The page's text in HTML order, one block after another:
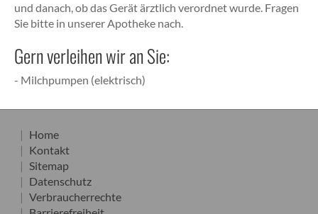
und danach, ob das Gerät ärztlich verordnet wurde. Fragen
Sie bitte in unserer Apotheke nach.
Gern verleihen wir an Sie:
- Milchpumpen (elektrisch)
Home
Kontakt
Sitemap
Datenschutz
Verbraucherrechte